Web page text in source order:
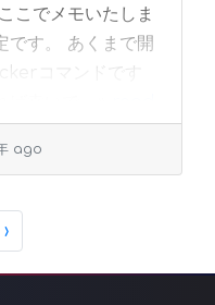
こでメモいたしま
です。 あくまで開
コマンドです
ago
›